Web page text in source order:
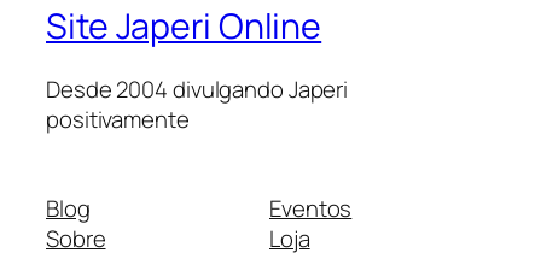
Site Japeri Online
Desde 2004 divulgando Japeri
positivamente
Blog
Sobre
Eventos
Loja